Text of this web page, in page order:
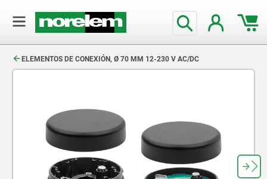
ELEMENTOS DE CONEXIÓN, Ø 70 MM 12-230 V AC/DC